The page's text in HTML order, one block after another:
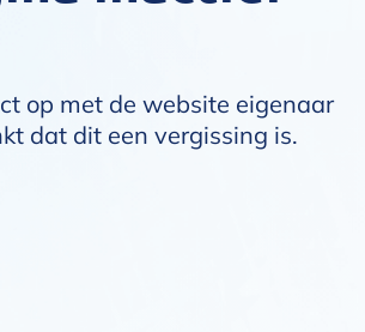
op met de website eigenaar
dat dit een vergissing is.